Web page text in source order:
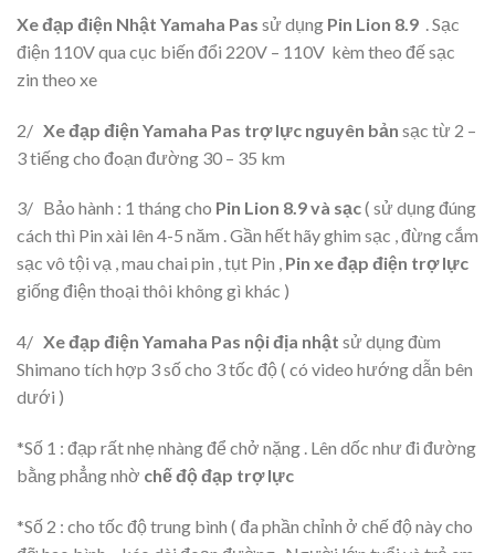
Xe đạp điện Nhật Yamaha Pas sử dụng Pin Lion 8.9 . Sạc
điện 110V qua cục biến đổi 220V – 110V kèm theo đế sạc
zin theo xe
2/ Xe đạp điện Yamaha Pas trợ lực nguyên bản sạc từ 2 –
3 tiếng cho đoạn đường 30 – 35 km
3/ Bảo hành : 1 tháng cho Pin Lion 8.9 và sạc( sử dụng đúng
cách thì Pin xài lên 4-5 năm . Gần hết hãy ghim sạc , đừng cắm
sạc vô tội vạ , mau chai pin , tụt Pin , Pin xe đạp điện trợ lực
giống điện thoại thôi không gì khác )
4/ Xe đạp điện Yamaha Pas nội địa nhật sử dụng đùm
Shimano tích hợp 3 số cho 3 tốc độ ( có video hướng dẫn bên
dưới )
*Số 1 : đạp rất nhẹ nhàng để chở nặng . Lên dốc như đi đường
bằng phẳng nhờ chế độ đạp trợ lực
*Số 2 : cho tốc độ trung bình ( đa phần chỉnh ở chế độ này cho